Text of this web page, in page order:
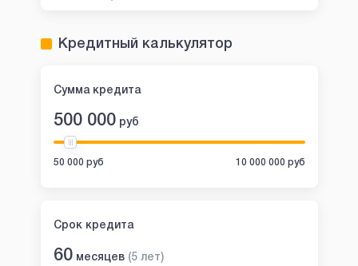
Кредитный калькулятор
Сумма кредита
500 000 руб
50 000 руб 10 000 000 руб
Срок кредита
60 месяцев (5 лет)